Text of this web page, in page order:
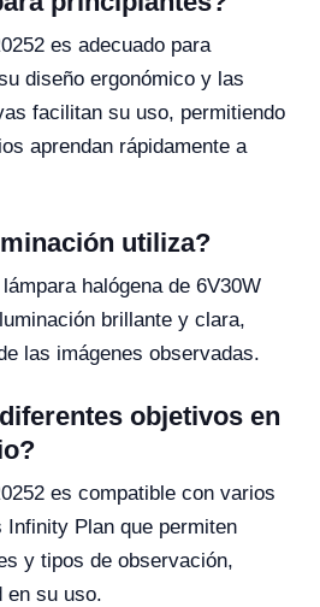
es adecuado para
diseño ergonómico y las
facilitan su uso, permitiendo
aprendan rápidamente a
utiliza?
halógena de 6V30W
brillante y clara,
las imágenes observadas.
objetivos en
es compatible con varios
Plan que permiten
y tipos de observación,
en su uso.